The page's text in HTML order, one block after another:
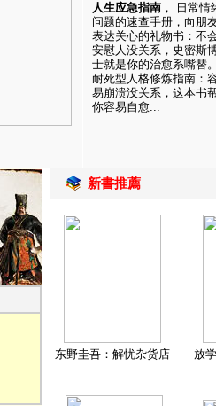
人生应急指南 ， 日常情
问题的速查手册，向朋
表达关心的礼物书：不
安慰人没关系，史密斯
士就是你的治愈系嘴替
耐死型人格修炼指南：
易崩溃没关系，这本书
你容易自愈...
新書推薦
东野圭吾：解忧杂货店 放